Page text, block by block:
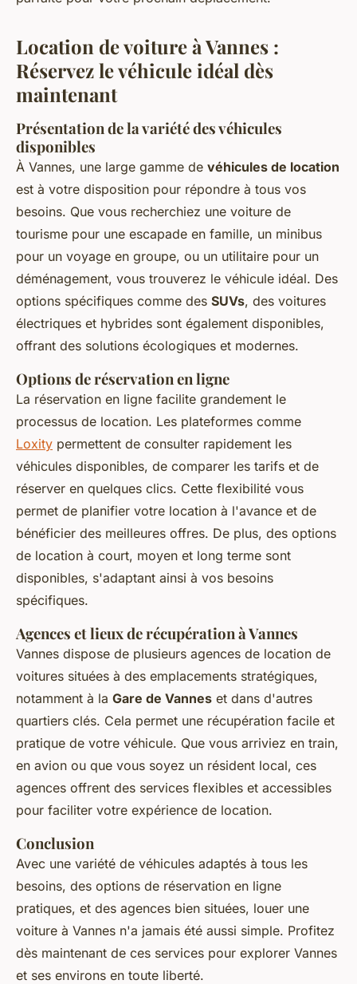
Location de voiture à Vannes :
Réservez le véhicule idéal dès
maintenant
Présentation de la variété des véhicules
disponibles
À Vannes, une large gamme de véhicules de location
est à votre disposition pour répondre à tous vos
besoins. Que vous recherchiez une voiture de
tourisme pour une escapade en famille, un minibus
pour un voyage en groupe, ou un utilitaire pour un
déménagement, vous trouverez le véhicule idéal. Des
options spécifiques comme des SUVs, des voitures
électriques et hybrides sont également disponibles,
offrant des solutions écologiques et modernes.
Options de réservation en ligne
La réservation en ligne facilite grandement le
processus de location. Les plateformes comme
Loxity permettent de consulter rapidement les
véhicules disponibles, de comparer les tarifs et de
réserver en quelques clics. Cette flexibilité vous
permet de planifier votre location à l'avance et de
bénéficier des meilleures offres. De plus, des options
de location à court, moyen et long terme sont
disponibles, s'adaptant ainsi à vos besoins
spécifiques.
Agences et lieux de récupération à Vannes
Vannes dispose de plusieurs agences de location de
voitures situées à des emplacements stratégiques,
notamment à la Gare de Vannes et dans d'autres
quartiers clés. Cela permet une récupération facile et
pratique de votre véhicule. Que vous arriviez en train,
en avion ou que vous soyez un résident local, ces
agences offrent des services flexibles et accessibles
pour faciliter votre expérience de location.
Conclusion
Avec une variété de véhicules adaptés à tous les
besoins, des options de réservation en ligne
pratiques, et des agences bien situées, louer une
voiture à Vannes n'a jamais été aussi simple. Profitez
dès maintenant de ces services pour explorer Vannes
et ses environs en toute liberté.